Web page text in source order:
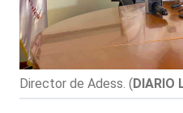
Director de Adess. (DIARIO